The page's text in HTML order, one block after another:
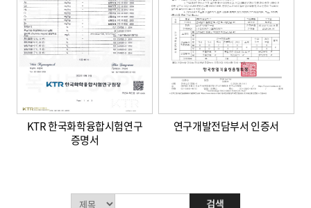
KTR 한국화학융합시험연구
증명서
연구개발전담부서 인증서